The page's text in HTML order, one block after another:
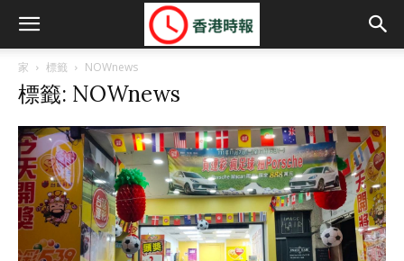
家 標籤 NOWnews
標籤: NOWnews